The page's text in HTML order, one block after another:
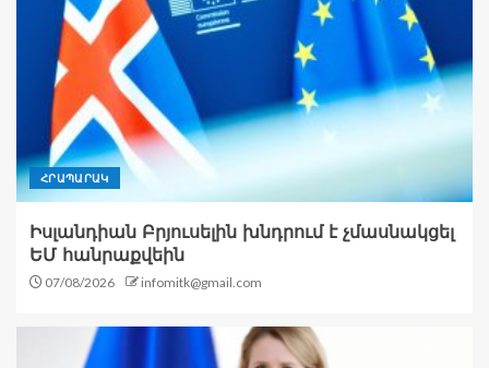
ՀՐԱՊԱՐԱԿ
Իսլանդիան Բրյուսելին խնդրում է չմասնակցել
ԵՄ հանրաքվեին
07/08/2026 infomitk@gmail.com